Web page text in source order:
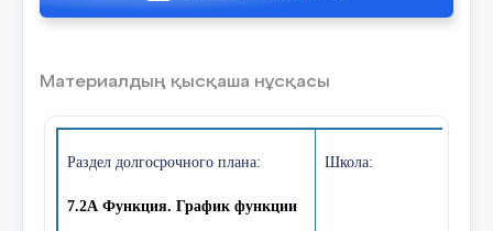
7 слайд
№ 1(в) Ўйланиб кўр!  3 ; 3  В Ўйланиб кўр! 
пересечени точек нет х у  3   уГрафикни
нуқталарини топинг
Материалдың қысқаша нұсқасы
Раздел долгосрочного плана:
7.2А Функция. График функции
Школа: